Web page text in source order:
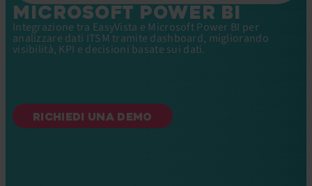
MICROSOFT POWER BI
Integrazione tra EasyVista e Microsoft Power BI per
analizzare dati ITSM tramite dashboard, migliorando
visibilità, KPI e decisioni basate sui dati.
RICHIEDI UNA DEMO